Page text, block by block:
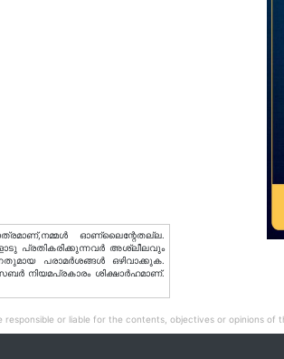
ഓണ്ലൈന്റേതല്ല.
പ്രതികരിക്കുന്നവര്‍ അശ്ലീലവും
പരാമര്‍ശങ്ങള്‍ ഒഴിവാക്കുക.
നിയമപ്രകാരം ശിക്ഷാര്‍ഹമാണ്.
or liable for the contents, objectives or opinions of